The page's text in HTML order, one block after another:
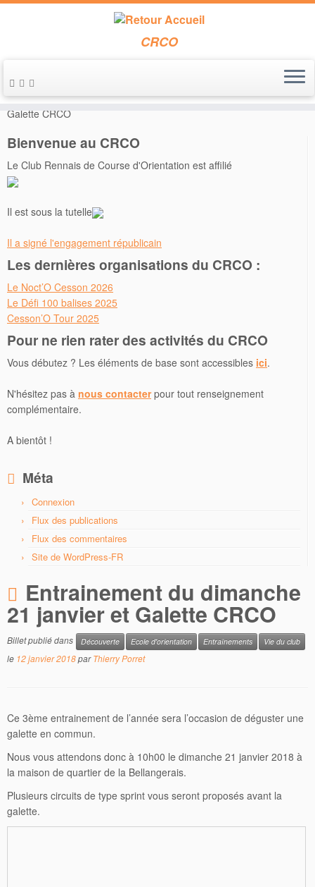
Passer
au
contenu
CRCO
Accueil » Découverte » Entrainement du dimanche 21 janvier et
Galette CRCO
Bienvenue au CRCO
Le Club Rennais de Course d'Orientation est affilié
Il est sous la tutelle
Il a signé l'engagement républicain
Les dernières organisations du CRCO :
Le Noct’O Cesson 2026
Le Défi 100 balises 2025
Cesson’O Tour 2025
Pour ne rien rater des activités du CRCO
Vous débutez ? Les éléments de base sont accessibles ici.
N'hésitez pas à nous contacterpour tout renseignement
complémentaire.
A bientôt !
Méta
Connexion
Flux des publications
Flux des commentaires
Site de WordPress-FR
Entrainement du dimanche
21 janvier et Galette CRCO
Billet publié dans Découverte Ecole d'orientation Entraînements Vie du club
le 12 janvier 2018parThierry Porret
Ce 3ème entrainement de l’année sera l’occasion de déguster une
galette en commun.
Nous vous attendons donc à 10h00 le dimanche 21 janvier 2018 à
la maison de quartier de la Bellangerais.
Plusieurs circuits de type sprint vous seront proposés avant la
galette.